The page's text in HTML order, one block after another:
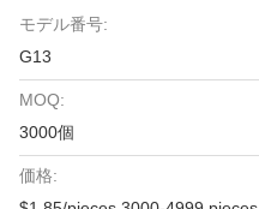
モデル番号:
G13
MOQ:
3000個
価格: